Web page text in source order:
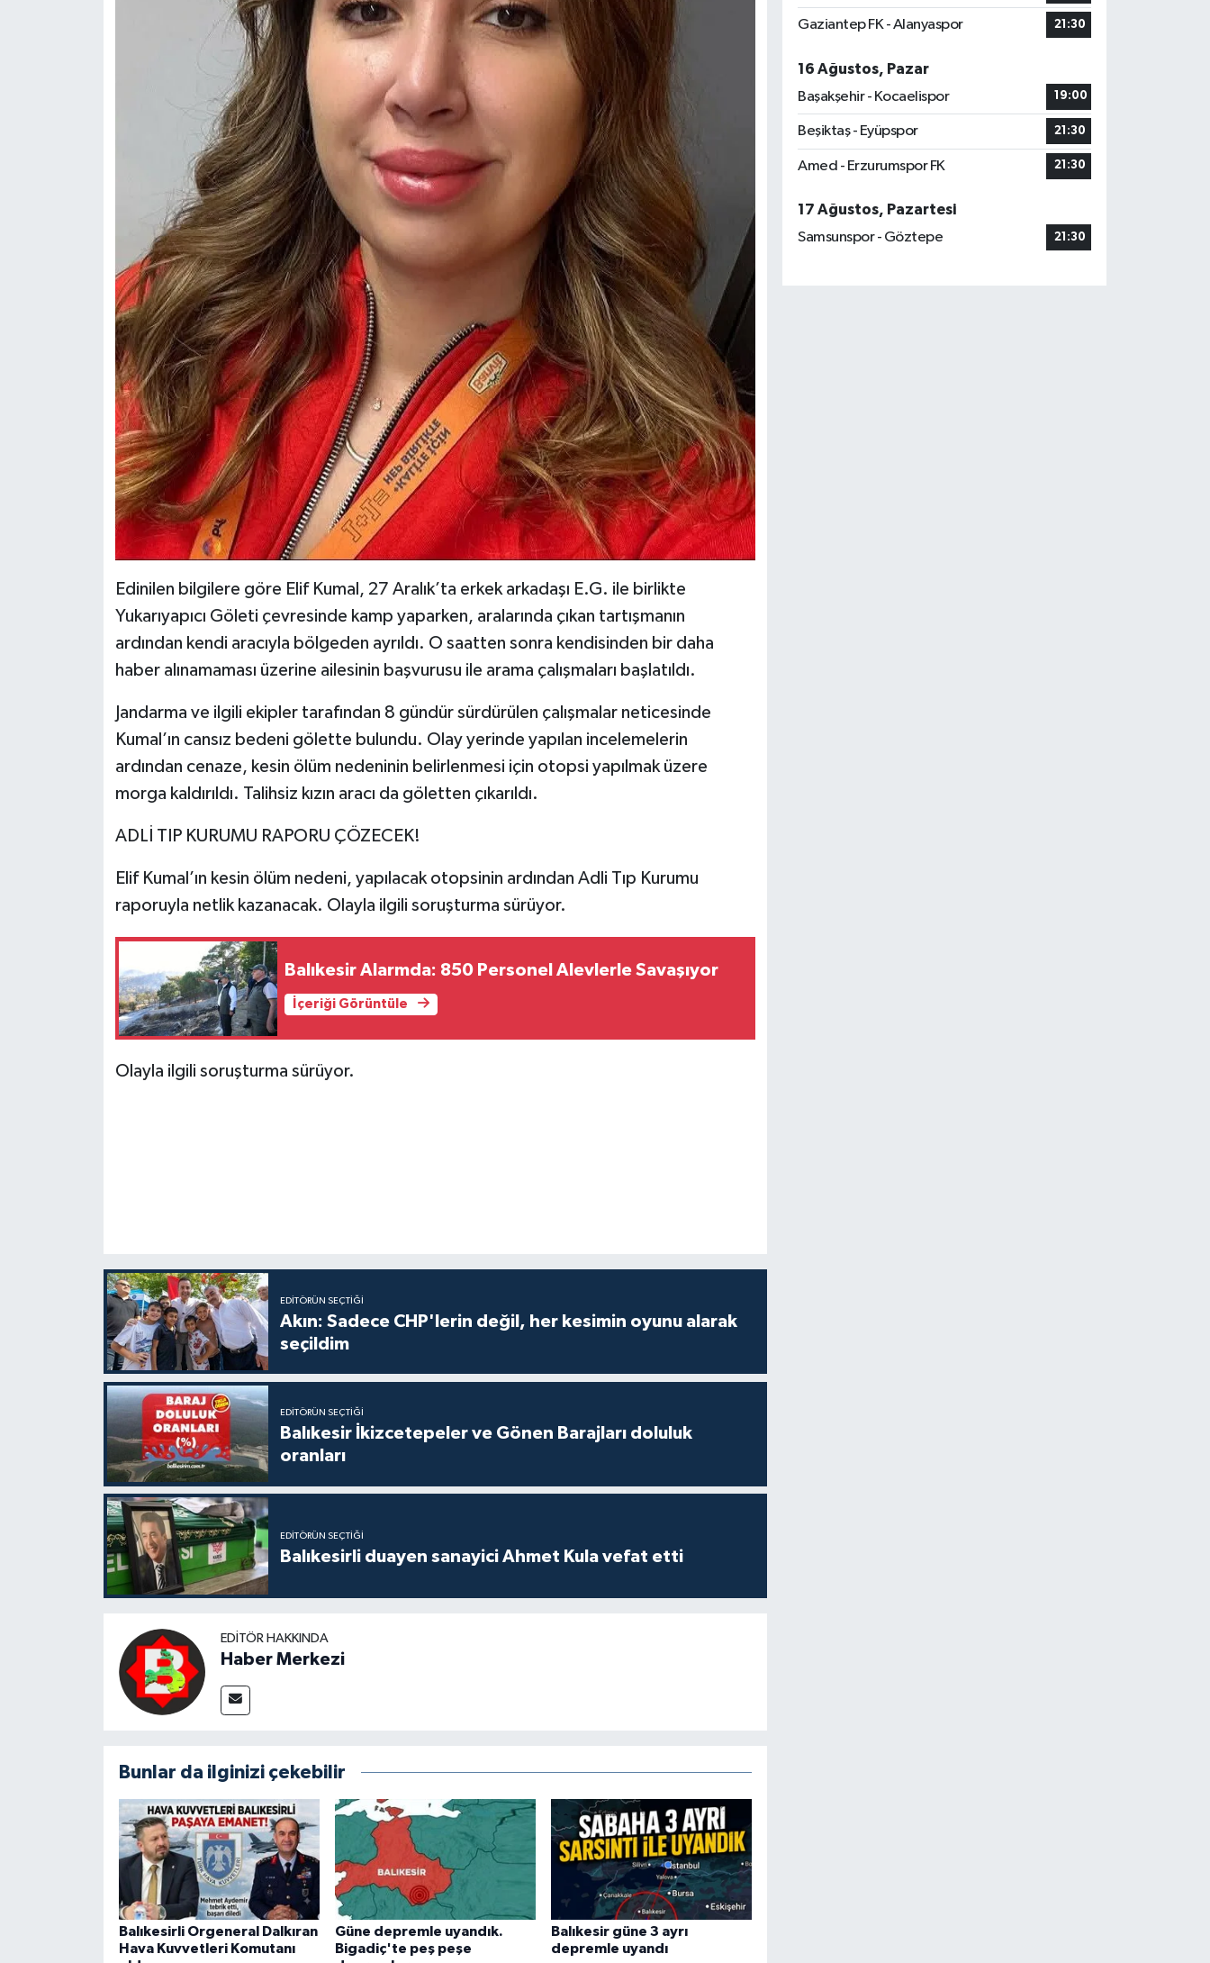
Edinilen bilgilere göre Elif Kumal, 27 Aralık’ta erkek arkadaşı E.G. ile birlikte
Yukarıyapıcı Göleti çevresinde kamp yaparken, aralarında çıkan tartışmanın
ardından kendi aracıyla bölgeden ayrıldı. O saatten sonra kendisinden bir daha
haber alınamaması üzerine ailesinin başvurusu ile arama çalışmaları başlatıldı.
Jandarma ve ilgili ekipler tarafından 8 gündür sürdürülen çalışmalar neticesinde
Kumal’ın cansız bedeni gölette bulundu. Olay yerinde yapılan incelemelerin
ardından cenaze, kesin ölüm nedeninin belirlenmesi için otopsi yapılmak üzere
morga kaldırıldı. Talihsiz kızın aracı da göletten çıkarıldı.
ADLİ TIP KURUMU RAPORU ÇÖZECEK!
Elif Kumal’ın kesin ölüm nedeni, yapılacak otopsinin ardından Adli Tıp Kurumu
raporuyla netlik kazanacak. Olayla ilgili soruşturma sürüyor.
Balıkesir Alarmda: 850 Personel Alevlerle Savaşıyor
İçeriği Görüntüle
Olayla ilgili soruşturma sürüyor.
EDITÖRÜN SEÇTIĞI
Akın: Sadece CHP'lerin değil, her kesimin oyunu alarak
seçildim
EDITÖRÜN SEÇTIĞI
Balıkesir İkizcetepeler ve Gönen Barajları doluluk
oranları
EDITÖRÜN SEÇTIĞI
Balıkesirli duayen sanayici Ahmet Kula vefat etti
EDITÖR HAKKINDA
Haber Merkezi
Bunlar da ilginizi çekebilir
Balıkesirli Orgeneral Dalkıran
Hava Kuvvetleri Komutanı
Güne depremle uyandık.
Bigadiç'te peş peşe
Balıkesir güne 3 ayrı
depremle uyandı
Gaziantep FK - Alanyaspor 21:30
16 Ağustos, Pazar
Başakşehir - Kocaelispor
19:00
Beşiktaş - Eyüpspor 21:30
Amed - Erzurumspor FK 21:30
17 Ağustos, Pazartesi
Samsunspor - Göztepe
21:30